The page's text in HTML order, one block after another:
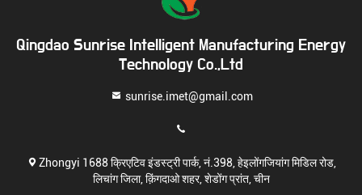
Qingdao Sunrise Intelligent Manufacturing Energy
Technology Co.,Ltd
sunrise.imet@gmail.com
Zhongyi 1688 क्रिएटिव इंडस्ट्री पार्क, नं.398, हेइलोंगजियांग मिडिल रोड,
लिचांग जिला, क़िंगदाओ शहर, शेडोंग प्रांत, चीन